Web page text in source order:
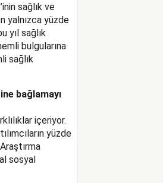
sağlık ve
yalnızca yüzde
yıl sağlık
bulgularına
sağlık
bağlamayı
içeriyor.
yüzde
sosyal